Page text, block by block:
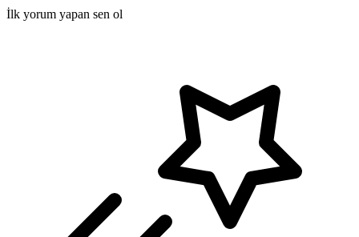
İlk yorum yapan sen ol